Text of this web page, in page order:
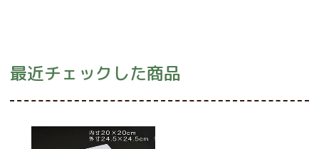
最近チェックした商品